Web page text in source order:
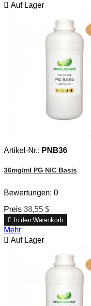
 Auf Lager
Artikel-Nr.: PNB36
36mg/ml PG NIC Basis
Bewertungen: 0
Preis 38,55 $
 In den Warenkorb
Mehr
 Auf Lager